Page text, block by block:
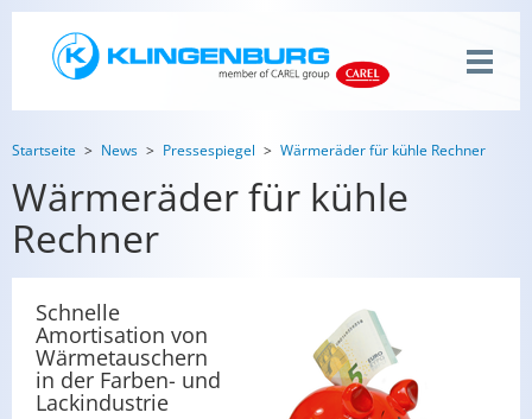
Startseite News Pressespiegel Wärmeräder für kühle Rechner
Wärmeräder für kühle
Rechner
Schnelle
Amortisation von
Wärmetauschern
in der Farben- und
Lackindustrie